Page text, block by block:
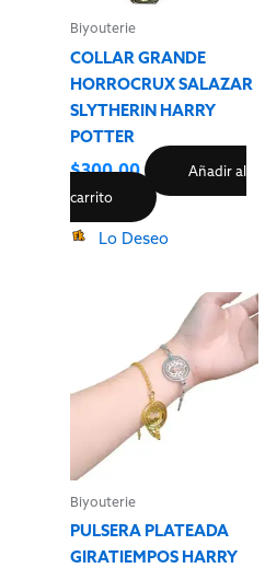
Biyouterie
COLLAR GRANDE
HORROCRUX SALAZAR
SLYTHERIN HARRY
POTTER
$300.00
Añadir al
carrito
Lo Deseo
Biyouterie
PULSERA PLATEADA
GIRATIEMPOS HARRY